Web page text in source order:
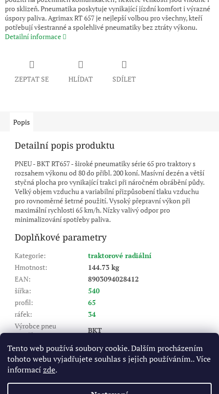
Tento web používá soubory cookie. Dalším procházením
tohoto webu vyjadřujete souhlas s jejich používáním.. Více
informacízde.
pro sklizeň. Pneumatika poskytuje vynikající jízdní komfort i výrazné
úspory paliva. Agrimax RT 657 je nejlepší volbou pro všechny, kteří
potřebují všestranné a spolehlivé pneumatiky bez ztráty výkonu.
Detailní informace
ZEPTAT SE HLÍDAT SDÍLET
Popis
Detailní popis produktu
PNEU - BKT RT657 - široké pneumatiky série 65 pro traktory s
rozsahem výkonu od 80 do přibl. 200 koní. Masívní dezén a větší
styčná plocha pro vynikající trakci při náročném obrábění půdy.
Velký objem vzduchu a variabilní přizpůsobení tlaku vzduchu
pro rovnoměrné šetrné použití. Vysoký přepravní výkon při
maximální rychlosti 65 km/h. Nízky valivý odpor pro
minimalizování spotřeby paliva.
Doplňkové parametry
Kategorie:
traktorové radiální
Hmotnost:
144.73 kg
EAN:
8903094028412
šířka:
540
profil:
65
ráfek:
34
Výrobce pneu
(značka):
BKT
Dezén:
Agrimax RT 657
Index nosnosti (LI):
155/152
Rychlostní index (SI)